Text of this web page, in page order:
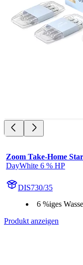
Zoom Take-Home
DayWhite 6 % HP
DIS730/35
6 %iges
Produkt anzeigen